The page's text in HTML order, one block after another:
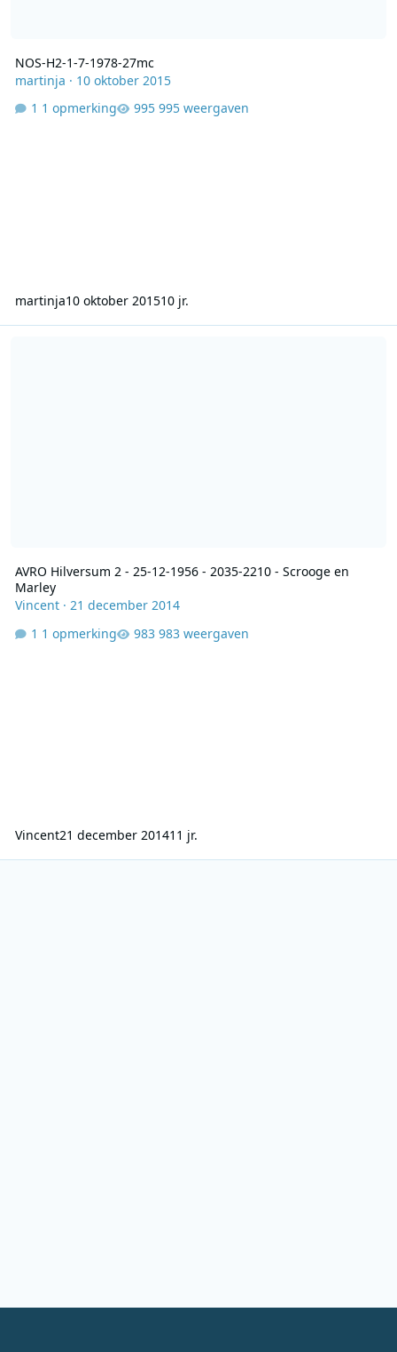
NOS-H2-1-7-1978-27mc
martinja · 10 oktober 2015
1 opmerking
995 weergaven
martinja10 oktober 201510 jr.
AVRO Hilversum 2 - 25-12-1956 - 2035-2210 - Scrooge en
Marley
Vincent· 21 december 2014
1 opmerking
983 weergaven
Vincent21 december 201411 jr.